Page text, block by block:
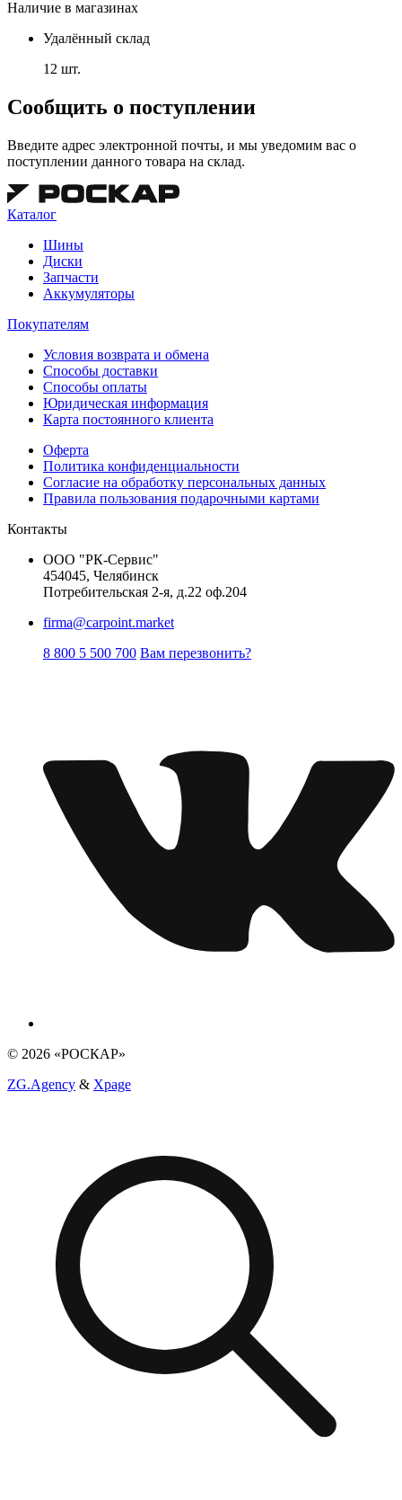
Наличие в магазинах
Удалённый склад
12 шт.
Сообщить о поступлении
Введите адрес электронной почты, и мы уведомим вас о
поступлении данного товара на склад.
Каталог
Шины
Диски
Запчасти
Аккумуляторы
Покупателям
Условия возврата и обмена
Способы доставки
Способы оплаты
Юридическая информация
Карта постоянного клиента
Оферта
Политика конфиденциальности
Согласие на обработку персональных данных
Правила пользования подарочными картами
Контакты
ООО "РК-Сервис"
454045, Челябинск
Потребительская 2-я, д.22 оф.204
firma@carpoint.market
8 800 5 500 700 Вам перезвонить?
© 2026 «РОСКАР»
ZG.Agency & Xpage